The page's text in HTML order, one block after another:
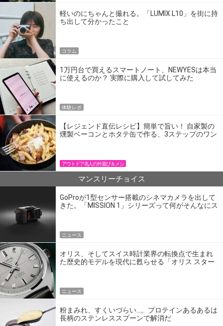
軽いのにちゃんと撮れる。「LUMIX L10」を街に持
ち出して分かったこと
コラム
1万円台で買えるスマートノート、NEWYESは本当
に使えるのか？ 実際に購入して試してみた
体験レポ
【レジェンド直伝レシピ】簡単で旨い！ 自家製の
燻製ベーコンとホタテ缶で作る、3ステップのワン
アウトドア名人の外遊び＆メシ
マンスリーチョイス
GoProが1型センサー搭載のシネマカメラを出して
きた。「MISSION 1」シリーズって何がそんなにス
ニュース
オリス、そしてスイス時計業界の転換点で生まれ
た歴史的モデルを現代に甦らせる「オリス スター
ニュース
粉まみれ、すくいづらい…。プロテインあるあるは
長柄のステンレススプーンで解消だ